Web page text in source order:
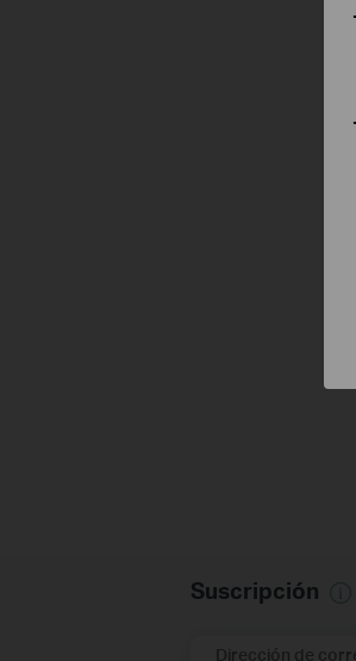
Suscripción
Dirección de